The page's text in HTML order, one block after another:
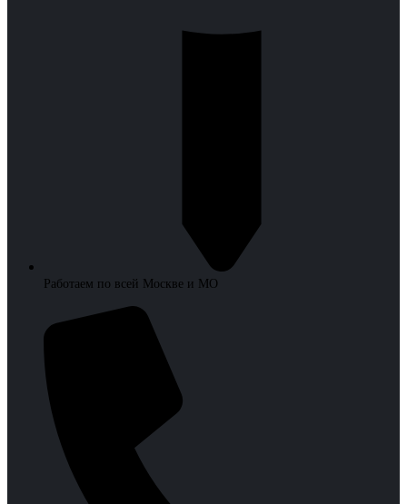
Работаем по всей Москве и МО